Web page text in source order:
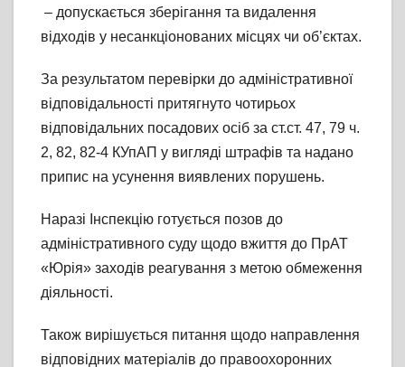
– допускається зберігання та видалення
відходів у несанкціонованих місцях чи об’єктах.
За результатом перевірки до адміністративної
відповідальності притягнуто чотирьох
відповідальних посадових осіб за ст.ст. 47, 79 ч.
2, 82, 82-4 КУпАП у вигляді штрафів та надано
припис на усунення виявлених порушень.
Наразі Інспекцію готується позов до
адміністративного суду щодо вжиття до ПрАТ
«Юрія» заходів реагування з метою обмеження
діяльності.
Також вирішується питання щодо направлення
відповідних матеріалів до правоохоронних